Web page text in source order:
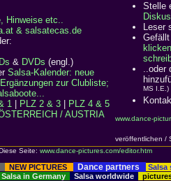
Hinweise etc..
& salsatecas.de
& DVDs (engl.)
Salsa-Kalender: neue
zur Clubliste;
1 PLZ 2 & 3
PLZ 4 & 5
/ AUSTRIA
Stelle
Leser
klicken
..oder
MS I.E.)
www.dance-
veröffentlichen /
Seite: www.dance-pictures.com/editor.htm
NEW PICTURES Dance partners
Salsa
Salsa in Germany Salsa worldwide